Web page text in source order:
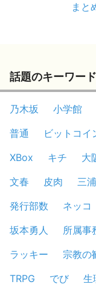
まと
話題のキーワード
乃木坂 小学館
普通
ビットコイ
XBox
キチ 大
文春
皮肉 三
発行部数
ネッコ
坂本勇人
所属事
ラッキー
宗教の
TRPG
でび 生